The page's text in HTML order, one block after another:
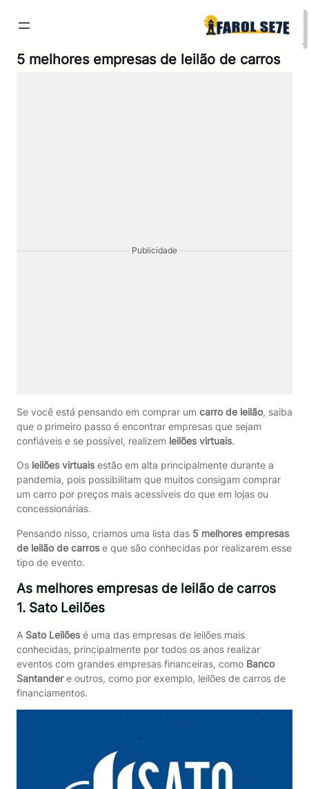
para
conteúdo
5 melhores empresas de leilão de carros
Publicidade
Se você está pensando em comprar um carro de leilão, saiba
que o primeiro passo é encontrar empresas que sejam
confiáveis e se possível, realizem leilões virtuais.
Os leilões virtuaisestão em alta principalmente durante a
pandemia, pois possibilitam que muitos consigam comprar
um carro por preços mais acessíveis do que em lojas ou
concessionárias.
Pensando nisso, criamos uma lista das 5 melhores empresas
de leilão de carros e que são conhecidas por realizarem esse
tipo de evento.
As melhores empresas de leilão de carros
1. Sato Leilões
A Sato Leilões é uma das empresas de leilões mais
conhecidas, principalmente por todos os anos realizar
eventos com grandes empresas financeiras, como Banco
Santandere outros, como por exemplo, leilões de carros de
financiamentos.